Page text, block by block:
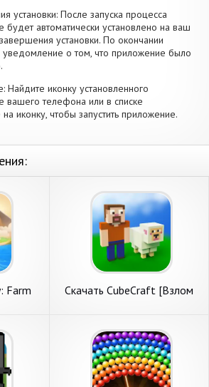
установки: После запуска процесса
будет автоматически установлено на ваш
установки. По окончании
уведомление о том, что приложение было
Найдите иконку установленного
вашего телефона или в списке
иконку, чтобы запустить приложение.
Farm
Скачать CubeCraft [Взлом